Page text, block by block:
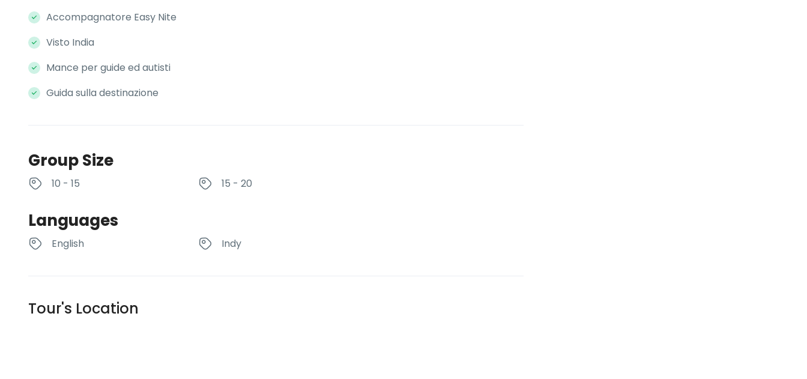
Accompagnatore Easy Nite
Visto India
Mance per guide ed autisti
Guida sulla destinazione
Group Size
10 - 15 15 - 20
Languages
English Indy
Tour's Location